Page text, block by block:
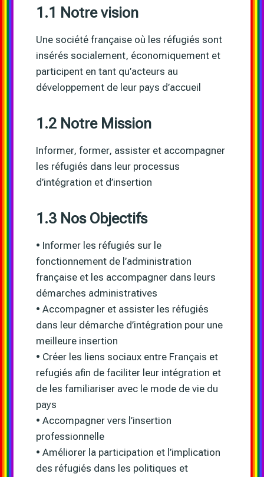
1.1 Notre vision
Une société française où les réfugiés sont
insérés socialement, économiquement et
participent en tant qu’acteurs au
développement de leur pays d’accueil
1.2 Notre Mission
Informer, former, assister et accompagner
les réfugiés dans leur processus
d’intégration et d’insertion
1.3 Nos Objectifs
• Informer les réfugiés sur le
fonctionnement de l’administration
française et les accompagner dans leurs
démarches administratives
• Accompagner et assister les réfugiés
dans leur démarche d’intégration pour une
meilleure insertion
• Créer les liens sociaux entre Français et
refugiés afin de faciliter leur intégration et
de les familiariser avec le mode de vie du
pays
• Accompagner vers l’insertion
professionnelle
• Améliorer la participation et l’implication
des réfugiés dans les politiques et